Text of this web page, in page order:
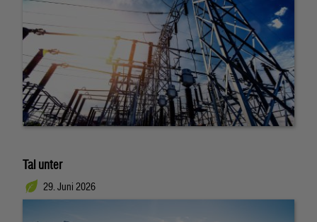
Tal unter
29. Juni 2026